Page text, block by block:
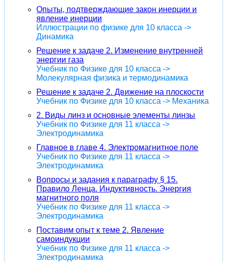
Опыты, подтверждающие закон инерции и
явление инерции
Иллюстрации по физике для 10 класса ->
Динамика
Решение к задаче 2. Изменение внутренней
энергии газа
Учебник по Физике для 10 класса ->
Молекулярная физика и термодинамика
Решение к задаче 2. Движение на плоскости
Учебник по Физике для 10 класса -> Механика
2. Виды линз и основные элементы линзы
Учебник по Физике для 11 класса ->
Электродинамика
Главное в главе 4. Электромагнитное поле
Учебник по Физике для 11 класса ->
Электродинамика
Вопросы и задания к параграфу § 15.
Правило Ленца. Индуктивность. Энергия
магнитного поля
Учебник по Физике для 11 класса ->
Электродинамика
Поставим опыт к теме 2. Явление
самоиндукции
Учебник по Физике для 11 класса ->
Электродинамика